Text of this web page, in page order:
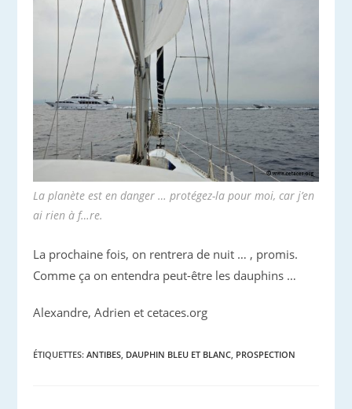
La planète est en danger … protégez-la pour moi, car j’en
ai rien à f…re.
La prochaine fois, on rentrera de nuit … , promis.
Comme ça on entendra peut-être les dauphins …
Alexandre, Adrien et cetaces.org
ÉTIQUETTES:ANTIBES DAUPHIN BLEU ET BLANC PROSPECTION